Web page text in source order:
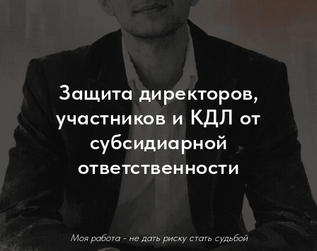
Защита директоров,
участников и КДЛ от
субсидиарной
ответственности
Моя работа - не дать риску стать судьбой